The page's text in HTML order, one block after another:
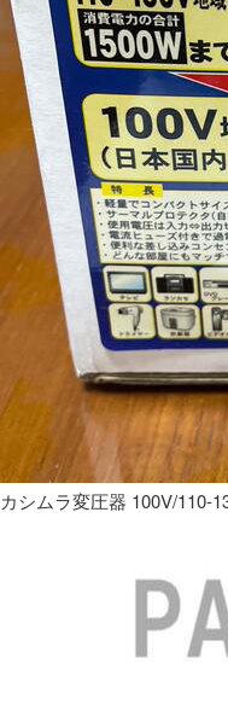
カシムラ変圧器 100V/110-